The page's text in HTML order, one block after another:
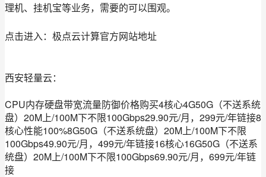
理机、挂机宝等业务，需要的可以围观。
点击进入：极点云计算官方网站地址
西安轻量云：
CPU内存硬盘带宽流量防御价格购买4核心4G50G（不送系统
盘）20M上/100M下不限100Gbps29.90元/月，299元/年链接8
核心性能100%8G50G（不送系统盘）20M上/100M下不限
100Gbps49.90元/月，499元/年链接16核心16G50G（不送系
统盘）20M上/100M下不限100Gbps69.90元/月，699元/年链
接